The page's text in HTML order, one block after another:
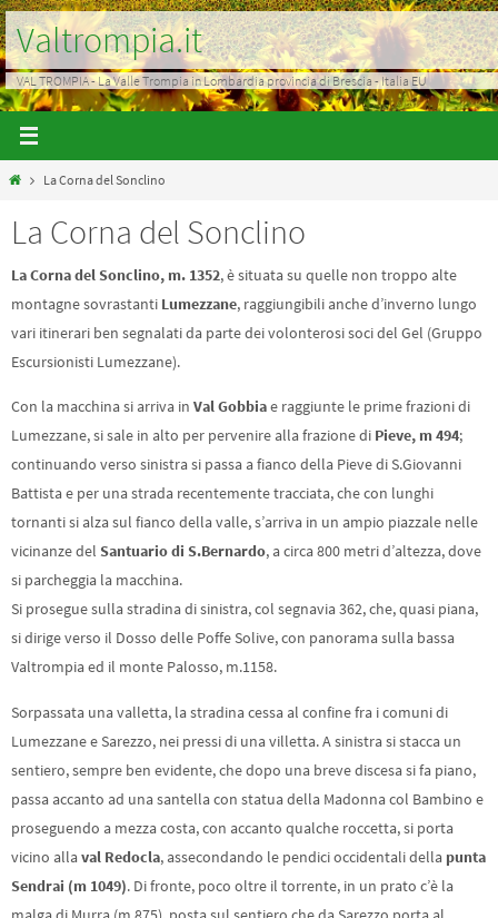
Salta
al
contenuto
Valtrompia.it
VAL TROMPIA - La Valle Trompia in Lombardia provincia di Brescia - Italia EU
HomeLa Corna del Sonclino
La Corna del Sonclino
La Corna del Sonclino, m. 1352, è situata su quelle non troppo alte
montagne sovrastanti Lumezzane, raggiungibili anche d’inverno lungo
vari itinerari ben segnalati da parte dei volonterosi soci del Gel (Gruppo
Escursionisti Lumezzane).
Con la macchina si arriva in Val Gobbiae raggiunte le prime frazioni di
Lumezzane, si sale in alto per pervenire alla frazione di Pieve, m 494;
continuando verso sinistra si passa a fianco della Pieve di S.Giovanni
Battista e per una strada recentemente tracciata, che con lunghi
tornanti si alza sul fianco della valle, s’arriva in un ampio piazzale nelle
vicinanze del Santuario di S.Bernardo, a circa 800 metri d’altezza, dove
si parcheggia la macchina.
Si prosegue sulla stradina di sinistra, col segnavia 362, che, quasi piana,
si dirige verso il Dosso delle Poffe Solive, con panorama sulla bassa
Valtrompia ed il monte Palosso, m.1158.
Sorpassata una valletta, la stradina cessa al confine fra i comuni di
Lumezzane e Sarezzo, nei pressi di una villetta. A sinistra si stacca un
sentiero, sempre ben evidente, che dopo una breve discesa si fa piano,
passa accanto ad una santella con statua della Madonna col Bambino e
proseguendo a mezza costa, con accanto qualche roccetta, si porta
vicino allaval Redocla, assecondando le pendici occidentali della punta
Sendrai (m 1049). Di fronte, poco oltre il torrente, in un prato c’è la